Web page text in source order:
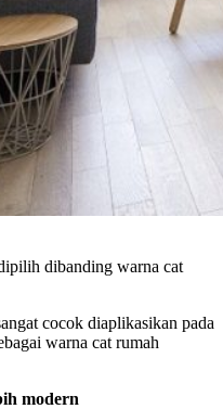
dibanding warna cat
cocok diaplikasikan pada
warna cat rumah
modern